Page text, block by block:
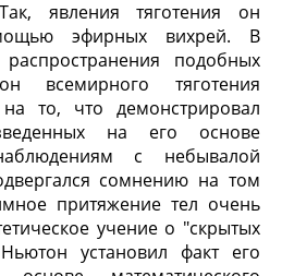
явления тяготения он
эфирных вихрей. В
подобных
всемирного тяготения
то, что демонстрировал
на его основе
с небывалой
сомнению на том
притяжение тел очень
учение о "скрытых
установил факт его